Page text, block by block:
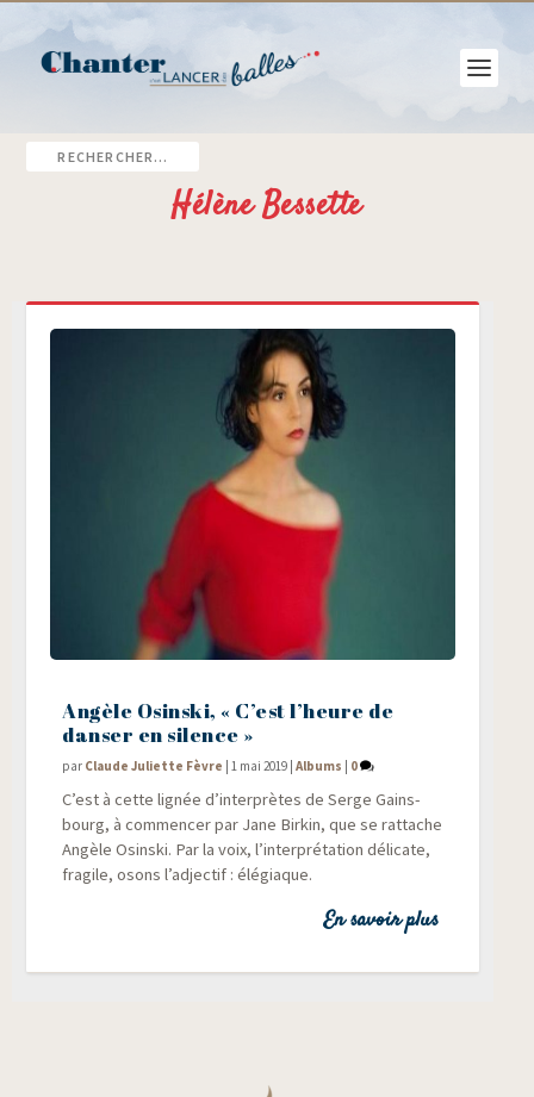
Hélène Bessette
Angèle Osinski, « C’est l’heure de
danser en silence »
par Claude Juliette Fèvre | 1 mai 2019 |Albums | 0
C’est à cette lignée d’interprètes de Serge Gains­
bourg, à com­men­cer par Jane Bir­kin, que se rat­tache
Angèle Osins­ki. Par la voix, l’interprétation déli­cate,
fra­gile, osons l’adjectif : élégiaque.
En savoir plus